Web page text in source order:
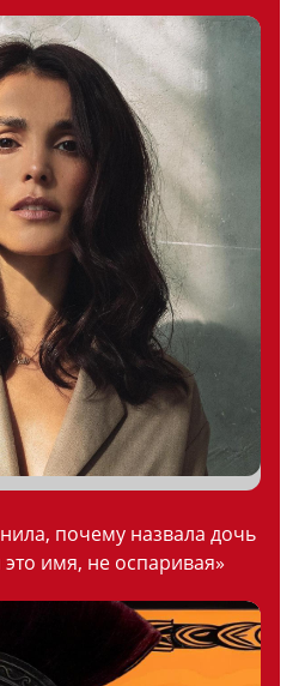
почему назвала дочь
имя, не оспаривая»